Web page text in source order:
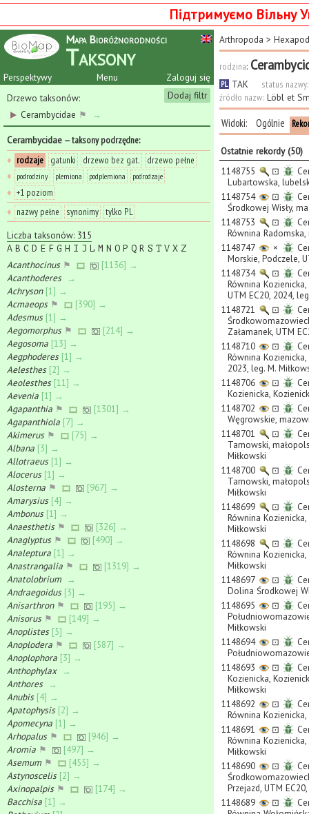
Підтримуємо Вільну
Mapa Bioróżnorodności
Taksony
Perspektywy Zaloguj się
Menu
Dodaj filtr
Drzewo taksonów:
Cerambycidae ⚑ →
Cerambycidae — taksony podrzędne:
♦ rodzaje gatunki drzewo bez gat.
drzewo pełne
♦ podrodziny plemiona podplemiona podrodzaje
♦ +1 poziom
♦ nazwy pełne synonimy tylko PL
Liczba taksonów: 315
A B C D E F G H I J L M N O P Q R S T V X Z
Acanthocinus⚑
[1136] →
Acanthoderes →
Achryson [1] →
Acmaeops⚑
[390] →
Adesmus [1] →
Aegomorphus⚑
[214] →
Aegosoma [13] →
Aegphoderes [1] →
Aelesthes [2] →
Aeolesthes [11] →
Aevenia [1] →
Agapanthia ⚑
[1301] →
Agapanthiola [7] →
Akimerus⚑
[75] →
Albana [3] →
Allotraeus [1] →
Alocerus [1] →
Alosterna ⚑
[967] →
Amarysius [4] →
Ambonus [1] →
Anaesthetis⚑
[326] →
Anaglyptus⚑
[490] →
Analeptura [1] →
Anastrangalia ⚑
[1319] →
Anatolobrium →
Andraegoidus [3] →
Anisarthron⚑
[195] →
Anisorus⚑
[149] →
Anoplistes [5] →
Anoplodera ⚑
[587] →
Anoplophora [3] →
Anthophylax →
Anthores →
Anubis [4] →
Apatophysis [2] →
Apomecyna [1] →
Arhopalus⚑
[946] →
Aromia ⚑
[497] →
Asemum ⚑
[455] →
Astynoscelis [2] →
Axinopalpis⚑
[174] →
Bacchisa [1] →
Arthropoda >
rodzina:
PL TAK
status nazwy:
źródło nazw: Löbl et
Widoki: Ogólnie
Ostatnie rekordy (50)
1148755 ⊡
Lubartowska,
1148754
⊡
Środkowej Wisły,
1148753
⊡
Równina
1148747
×
Morskie, Podczele,
1148734
⊡
Równina
UTM EC20, 2024,
1148721
⊡
Załamanek, UTM
1148710
⊡
Równina
2023, leg. M.
1148706
⊡
Kozienicka,
1148702
⊡
Węgrowskie,
1148701
⊡
Tarnowski,
Miłkowski
1148700
⊡
Tarnowski,
Miłkowski
1148699
⊡
Równina
Miłkowski
1148698
⊡
Równina
Miłkowski
1148697
⊡
Dolina Środkowej
1148695
⊡
Miłkowski
1148694
⊡
1148693
⊡
Kozienicka,
Miłkowski
1148692
⊡
Równina
1148691
⊡
Równina
Miłkowski
1148690
⊡
Przejazd, UTM
1148689
⊡